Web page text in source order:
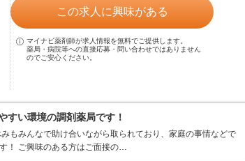
この求人に興味がある
マイナビ薬剤師が求人情報を無料でご提供します。
薬局・病院等への直接応募・問い合わせではありません
のでご安心ください。
い環境の調剤薬局です！
もみんなで助け合いながら取られており、家庭の事情などで
！ ご興味のある方はご面接の…